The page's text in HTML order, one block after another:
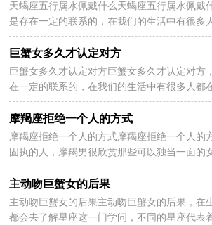
天蝎座五行属水佩戴什么天蝎座五行属水佩戴
是存在一定的联系的，在我们的生活中有很多
内容，有的人认为星座对我们的生活是有一定
巨蟹女多久才认定对方
巨蟹女多久才认定对方巨蟹女多久才认定对方
在一定的联系的，在我们的生活中有很多人都
容，有的人认为星座对我们的生活是有一定的
摩羯座拒绝一个人的方式
摩羯座拒绝一个人的方式摩羯座拒绝一个人的
固执的人，摩羯男很欣赏那些可以独当一面的
候他们既不喜欢表达自己的情感和情绪，以下
主动吻巨蟹女的后果
主动吻巨蟹女的后果主动吻巨蟹女的后果，在
都会去了解星座这一门学问，不同的星座代表